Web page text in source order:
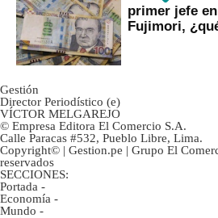
primer jefe
Fujimori,
Gestión
Director Periodístico (e)
VÍCTOR MELGAREJO
© Empresa Editora El Comercio S.A.
Calle Paracas #532, Pueblo Libre, Lima.
Copyright© | Gestion.pe | Grupo El
reservados
SECCIONES:
Portada -
Economía -
Mundo -